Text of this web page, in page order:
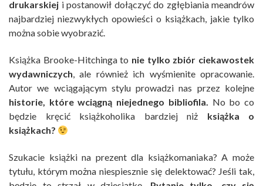
drukarskiej i postanowił dołączyć do zgłębiania meandrów
najbardziej niezwykłych opowieści o książkach, jakie tylko
można sobie wyobrazić.
Książka Brooke-Hitchinga to nie tylko zbiór ciekawostek
wydawniczych, ale również ich wyśmienite opracowanie.
Autor we wciągającym stylu prowadzi nas przez kolejne
historie, które wciągną niejednego bibliofila. No bo co
będzie kręcić książkoholika bardziej niż książka o
książkach?
Szukacie książki na prezent dla książkomaniaka? A może
tytułu, którym można niespiesznie się delektować? Jeśli tak,